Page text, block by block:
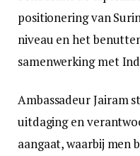
positionering van
niveau en het
samenwerking met
Ambassadeur Jairam
uitdaging en
aangaat, waarbij men